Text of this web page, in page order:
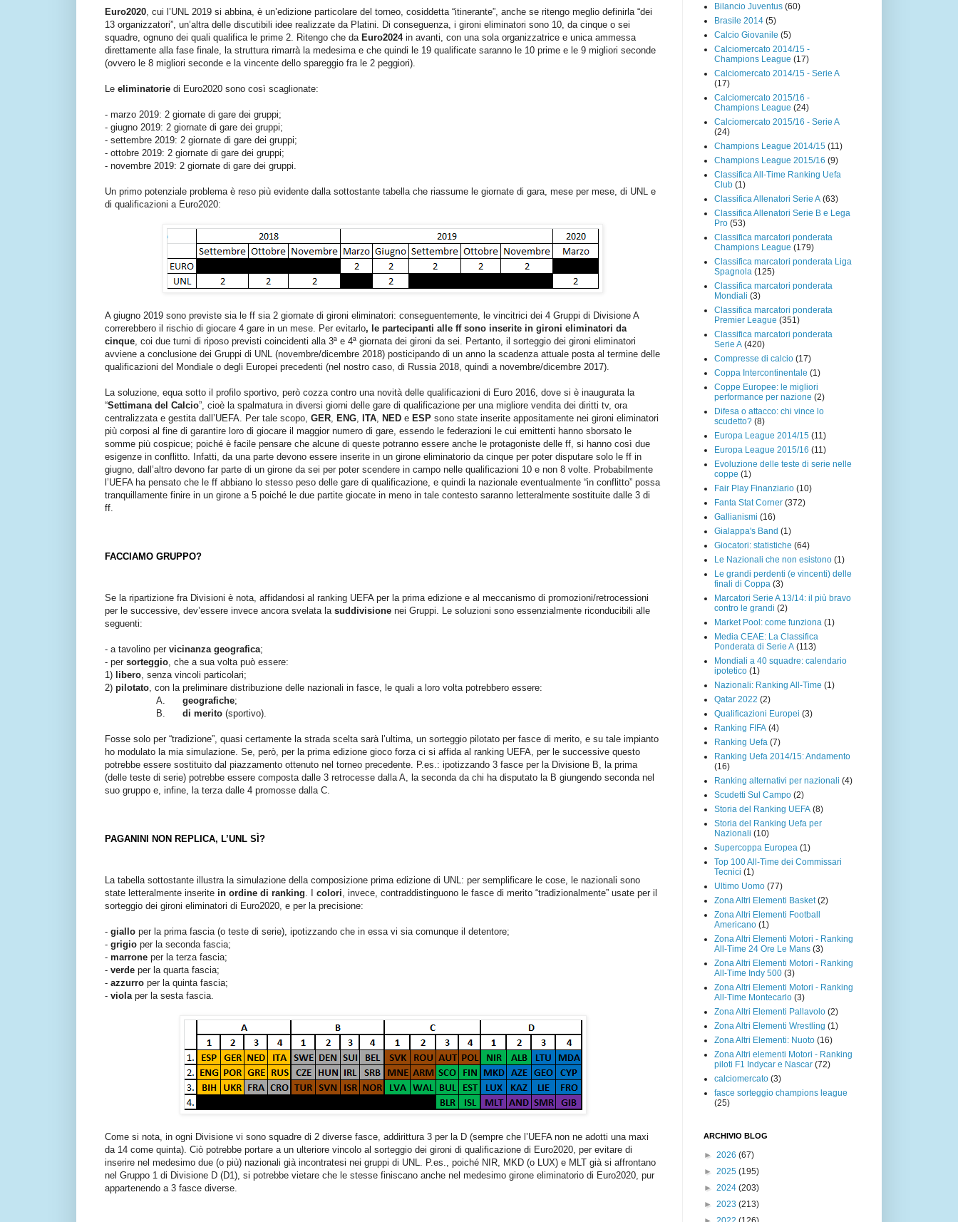
Euro2020, cui l’UNL 2019 si abbina, è un’edizione particolare del torneo, cosiddetta “itinerante”, anche se ritengo meglio definirla “dei
13 organizzatori”, un’altra delle discutibili idee realizzate da Platini. Di conseguenza, i gironi eliminatori sono 10, da cinque o sei
squadre, ognuno dei quali qualifica le prime 2. Ritengo che da Euro2024 in avanti, con una sola organizzatrice e unica ammessa
direttamente alla fase finale, la struttura rimarrà la medesima e che quindi le 19 qualificate saranno le 10 prime e le 9 migliori seconde
(ovvero le 8 migliori seconde e la vincente dello spareggio fra le 2 peggiori).
Le eliminatorie di Euro2020 sono così scaglionate:
- marzo 2019: 2 giornate di gare dei gruppi;
- giugno 2019: 2 giornate di gare dei gruppi;
- settembre 2019: 2 giornate di gare dei gruppi;
- ottobre 2019: 2 giornate di gare dei gruppi;
- novembre 2019: 2 giornate di gare dei gruppi.
Un primo potenziale problema è reso più evidente dalla sottostante tabella che riassume le giornate di gara, mese per mese, di UNL e
di qualificazioni a Euro2020:
A giugno 2019 sono previste sia le ff sia 2 giornate di gironi eliminatori: conseguentemente, le vincitrici dei 4 Gruppi di Divisione A
correrebbero il rischio di giocare 4 gare in un mese. Per evitarlo, le partecipanti alle ff sono inserite in gironi eliminatori da
cinque, coi due turni di riposo previsti coincidenti alla 3ª e 4ª giornata dei gironi da sei. Pertanto, il sorteggio dei gironi eliminatori
avviene a conclusione dei Gruppi di UNL (novembre/dicembre 2018) posticipando di un anno la scadenza attuale posta al termine delle
qualificazioni del Mondiale o degli Europei precedenti (nel nostro caso, di Russia 2018, quindi a novembre/dicembre 2017).
La soluzione, equa sotto il profilo sportivo, però cozza contro una novità delle qualificazioni di Euro 2016, dove si è inaugurata la
“Settimana del Calcio”, cioè la spalmatura in diversi giorni delle gare di qualificazione per una migliore vendita dei diritti tv, ora
centralizzata e gestita dall’UEFA. Per tale scopo, GER, ENG, ITA, NED e ESP sono state inserite appositamente nei gironi eliminatori
più corposi al fine di garantire loro di giocare il maggior numero di gare, essendo le federazioni le cui emittenti hanno sborsato le
somme più cospicue; poiché è facile pensare che alcune di queste potranno essere anche le protagoniste delle ff, si hanno così due
esigenze in conflitto. Infatti, da una parte devono essere inserite in un girone eliminatorio da cinque per poter disputare solo le ff in
giugno, dall’altro devono far parte di un girone da sei per poter scendere in campo nelle qualificazioni 10 e non 8 volte. Probabilmente
l’UEFA ha pensato che le ff abbiano lo stesso peso delle gare di qualificazione, e quindi la nazionale eventualmente “in conflitto” possa
tranquillamente finire in un girone a 5 poiché le due partite giocate in meno in tale contesto saranno letteralmente sostituite dalle 3 di
ff.
FACCIAMO GRUPPO?
Se la ripartizione fra Divisioni è nota, affidandosi al ranking UEFA per la prima edizione e al meccanismo di promozioni/retrocessioni
per le successive, dev’essere invece ancora svelata la suddivisione nei Gruppi. Le soluzioni sono essenzialmente riconducibili alle
seguenti:
- a tavolino per vicinanza geografica;
- per sorteggio, che a sua volta può essere:
1) libero, senza vincoli particolari;
2) pilotato, con la preliminare distribuzione delle nazionali in fasce, le quali a loro volta potrebbero essere:
A.
geografiche;
B.
di merito (sportivo).
Fosse solo per “tradizione”, quasi certamente la strada scelta sarà l’ultima, un sorteggio pilotato per fasce di merito, e su tale impianto
ho modulato la mia simulazione. Se, però, per la prima edizione gioco forza ci si affida al ranking UEFA, per le successive questo
potrebbe essere sostituito dal piazzamento ottenuto nel torneo precedente. P.es.: ipotizzando 3 fasce per la Divisione B, la prima
(delle teste di serie) potrebbe essere composta dalle 3 retrocesse dalla A, la seconda da chi ha disputato la B giungendo seconda nel
suo gruppo e, infine, la terza dalle 4 promosse dalla C.
PAGANINI NON REPLICA, L’UNL SÌ?
La tabella sottostante illustra la simulazione della composizione prima edizione di UNL: per semplificare le cose, le nazionali sono
state letteralmente inserite in ordine di ranking. I colori, invece, contraddistinguono le fasce di merito “tradizionalmente” usate per il
sorteggio dei gironi eliminatori di Euro2020, e per la precisione:
- giallo per la prima fascia (o teste di serie), ipotizzando che in essa vi sia comunque il detentore;
- grigio per la seconda fascia;
- marrone per la terza fascia;
- verde per la quarta fascia;
- azzurro per la quinta fascia;
- violaper la sesta fascia.
Come si nota, in ogni Divisione vi sono squadre di 2 diverse fasce, addirittura 3 per la D (sempre che l’UEFA non ne adotti una maxi
da 14 come quinta). Ciò potrebbe portare a un ulteriore vincolo al sorteggio dei gironi di qualificazione di Euro2020, per evitare di
inserire nel medesimo due (o più) nazionali già incontratesi nei gruppi di UNL. P.es., poiché NIR, MKD (o LUX) e MLT già si affrontano
nel Gruppo 1 di Divisione D (D1), si potrebbe vietare che le stesse finiscano anche nel medesimo girone eliminatorio di Euro2020, pur
appartenendo a 3 fasce diverse.
Bilancio Juventus (60)
Brasile 2014 (5)
Calcio Giovanile (5)
Calciomercato 2014/15 -
Champions League (17)
Calciomercato 2014/15 - Serie A
(17)
Calciomercato 2015/16 -
Champions League (24)
Calciomercato 2015/16 - Serie A
(24)
Champions League 2014/15 (11)
Champions League 2015/16 (9)
Classifica All-Time Ranking Uefa
Club (1)
Classifica Allenatori Serie A (63)
Classifica Allenatori Serie B e Lega
Pro (53)
Classifica marcatori ponderata
Champions League (179)
Classifica marcatori ponderata Liga
Spagnola (125)
Classifica marcatori ponderata
Mondiali (3)
Classifica marcatori ponderata
Premier League (351)
Classifica marcatori ponderata
Serie A (420)
Compresse di calcio (17)
Coppa Intercontinentale (1)
Coppe Europee: le migliori
performance per nazione (2)
Difesa o attacco: chi vince lo
scudetto? (8)
Europa League 2014/15 (11)
Europa League 2015/16 (11)
Evoluzione delle teste di serie nelle
coppe (1)
Fair Play Finanziario (10)
Fanta Stat Corner (372)
Gallianismi (16)
Gialappa's Band (1)
Giocatori: statistiche (64)
Le Nazionali che non esistono (1)
Le grandi perdenti (e vincenti) delle
finali di Coppa (3)
Marcatori Serie A 13/14: il più bravo
contro le grandi (2)
Market Pool: come funziona (1)
Media CEAE: La Classifica
Ponderata di Serie A (113)
Mondiali a 40 squadre: calendario
ipotetico (1)
Nazionali: Ranking All-Time (1)
Qatar 2022 (2)
Qualificazioni Europei (3)
Ranking FIFA (4)
Ranking Uefa (7)
Ranking Uefa 2014/15: Andamento
(16)
Ranking alternativi per nazionali (4)
Scudetti Sul Campo (2)
Storia del Ranking UEFA (8)
Storia del Ranking Uefa per
Nazionali (10)
Supercoppa Europea (1)
Top 100 All-Time dei Commissari
Tecnici (1)
Ultimo Uomo (77)
Zona Altri Elementi Basket (2)
Zona Altri Elementi Football
Americano (1)
Zona Altri Elementi Motori - Ranking
All-Time 24 Ore Le Mans (3)
Zona Altri Elementi Motori - Ranking
All-Time Indy 500 (3)
Zona Altri Elementi Motori - Ranking
All-Time Montecarlo (3)
Zona Altri Elementi Pallavolo (2)
Zona Altri Elementi Wrestling (1)
Zona Altri Elementi: Nuoto (16)
Zona Altri elementi Motori - Ranking
piloti F1 Indycar e Nascar (72)
calciomercato (3)
fasce sorteggio champions league
(25)
ARCHIVIO BLOG
► 2026 (67)
► 2025 (195)
► 2024 (203)
► 2023 (213)